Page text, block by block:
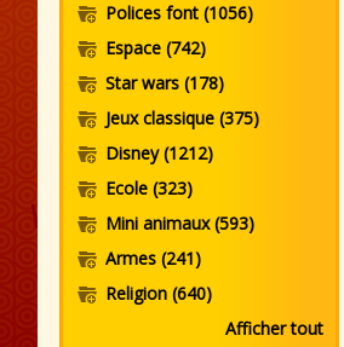
Polices font (1056)
Espace (742)
Star wars (178)
Jeux classique (375)
Disney(1212)
Ecole (323)
Mini animaux(593)
Armes (241)
Religion (640)
Afficher tout